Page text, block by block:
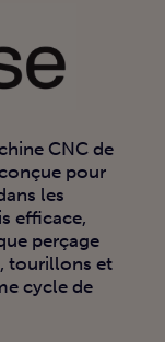
CNC de
pour
les
efficace,
perçage
tourillons et
cycle de